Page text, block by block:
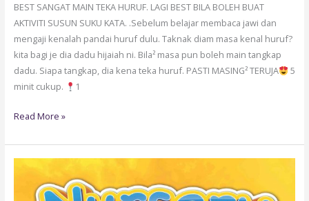
BEST SANGAT MAIN TEKA HURUF. LAGI BEST BILA BOLEH BUAT
AKTIVITI SUSUN SUKU KATA. .Sebelum belajar membaca jawi dan
mengaji kenalah pandai huruf dulu. Taknak diam masa kenal huruf?
kita bagi je dia dadu hijaiah ni. Bila² masa pun boleh main tangkap
dadu. Siapa tangkap, dia kena teka huruf. PASTI MASING² TERUJA
5
minit cukup.
1
Read More »
BAG04-
NURSERY